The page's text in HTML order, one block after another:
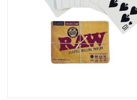
Rituals & Wierook